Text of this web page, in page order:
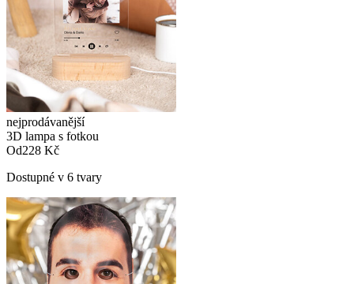
nejprodávanější
3D lampa s fotkou
Od228 Kč
Dostupné v 6 tvary